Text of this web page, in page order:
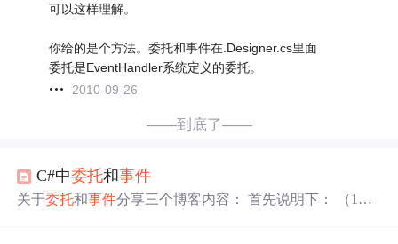
可以这样理解。
你给的是个方法。委托和事件在.Designer.cs里面
委托是EventHandler系统定义的委托。
2010-09-26
——到底了——
C#中委托和事件
关于委托和事件分享三个博客内容： 首先说明下： （1）